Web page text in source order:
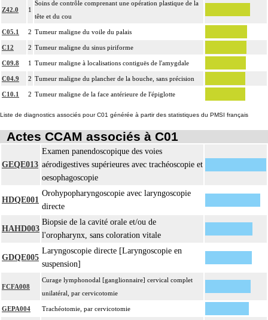
Z42.0 1
Soins de contrôle comprenant une opération plastique de la
tête et du cou
C05.1 2 Tumeur maligne du voile du palais
C12 2 Tumeur maligne du sinus piriforme
C09.8 1 Tumeur maligne à localisations contiguës de l'amygdale
C04.9 2 Tumeur maligne du plancher de la bouche, sans précision
C10.1 2 Tumeur maligne de la face antérieure de l'épiglotte
Liste de diagnostics associés pour C01 générée à partir des statistiques du PMSI français
Actes CCAM associés à C01
GEQE013
Examen panendoscopique des voies
aérodigestives supérieures avec trachéoscopie et
oesophagoscopie
HDQE001
Orohypopharyngoscopie avec laryngoscopie
directe
HAHD003
Biopsie de la cavité orale et/ou de
l'oropharynx, sans coloration vitale
GDQE005
Laryngoscopie directe [Laryngoscopie en
suspension]
FCFA008
Curage lymphonodal [ganglionnaire] cervical complet
unilatéral, par cervicotomie
GEPA004 Trachéotomie, par cervicotomie